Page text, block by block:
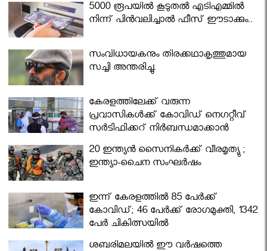
5000 രൂപയിൽ കൂടുതൽ എടിഎമ്മിൽ
നിന്ന് പിൻവലിച്ചാൽ ഫീസ് ഈടാക്കും..
സംവിധായകനും തിരക്കഥാകൃത്തുമായ
സച്ചി അന്തരിച്ചു.
കേരളത്തിലേക്ക് വരുന്ന
പ്രവാസികള്‍ക്ക് കോവിഡ് നെഗറ്റീവ്
സര്‍ട്ടിഫിക്കറ്റ് നിർബന്ധമാക്കാൻ
മന്ത്രിസഭ
20 ഇന്ത്യൻ സൈനികർക്ക് വീരമൃത്യു ;
ഇന്ത്യാ-ചൈന സംഘർഷം
ഇന്ന് കേരളത്തിൽ 85 പേർക്ക്
കോവിഡ്; 46 പേർക്ക് രോഗമുക്തി, 1342
പേർ ചികിത്സയിൽ
ശബരിമലയില്‍ ഈ വർഷത്തെ